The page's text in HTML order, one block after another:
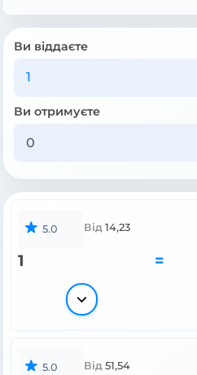
Ви віддаєте
Ви отримуєте
5.0 Від 14,23
1 =
5.0 Від 51,54